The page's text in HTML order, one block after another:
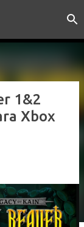
1&2
Xbox